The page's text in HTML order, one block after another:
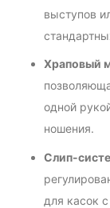
выступов
Храповый
одной
ношения.
Слип-
для касок